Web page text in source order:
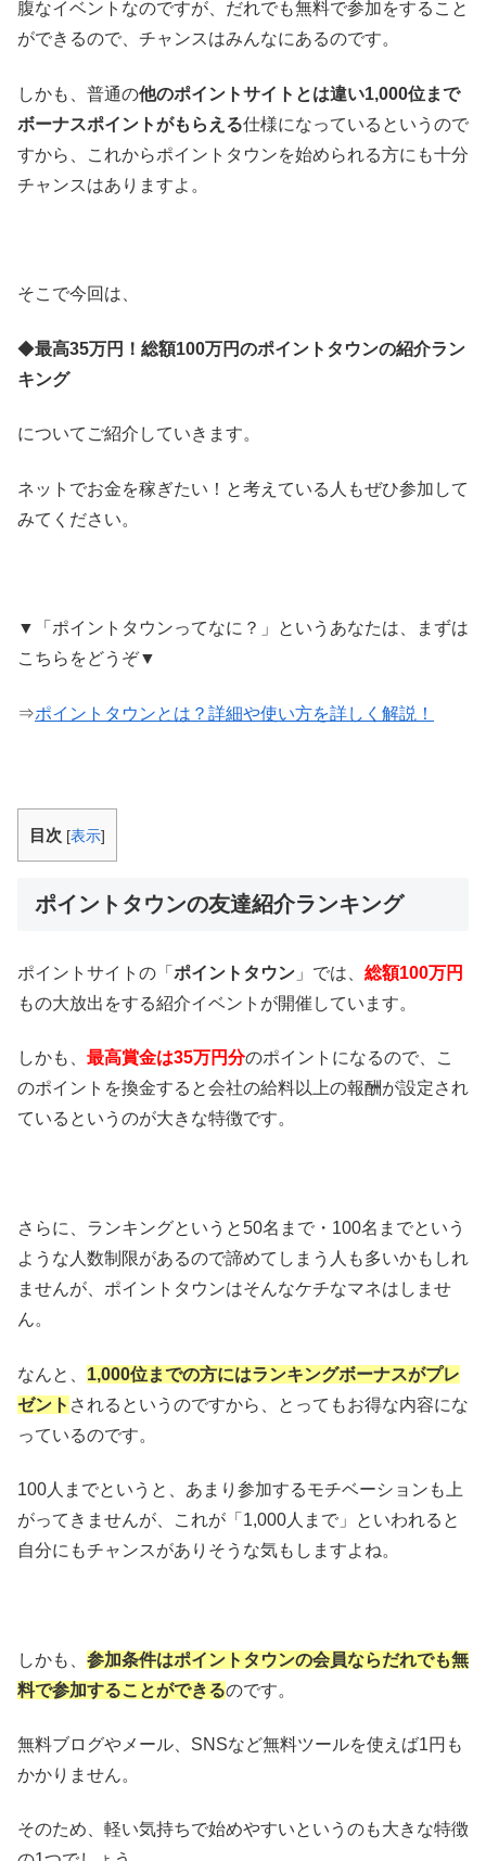
腹なイベントなのですが、だれでも無料で参加をすること
ができるので、チャンスはみんなにあるのです。
しかも、普通の他のポイントサイトとは違い1,000位まで
ボーナスポイントがもらえる仕様になっているというので
すから、これからポイントタウンを始められる方にも十分
チャンスはありますよ。
そこで今回は、
◆最高35万円！総額100万円のポイントタウンの紹介ラン
キング
についてご紹介していきます。
ネットでお金を稼ぎたい！と考えている人もぜひ参加して
みてください。
▼「ポイントタウンってなに？」というあなたは、まずは
こちらをどうぞ▼
⇒ポイントタウンとは？詳細や使い方を詳しく解説！
目次 [表示]
ポイントタウンの友達紹介ランキング
ポイントサイトの「 ポイントタウン 」では、 総額100万円
もの大放出をする紹介イベントが開催しています。
しかも、 最高賞金は35万円分のポイントになるので、こ
のポイントを換金すると会社の給料以上の報酬が設定され
ているというのが大きな特徴です。
さらに、ランキングというと50名まで・100名までという
ような人数制限があるので諦めてしまう人も多いかもしれ
ませんが、ポイントタウンはそんなケチなマネはしませ
ん。
なんと、 1,000位までの方にはランキングボーナスがプレ
ゼント されるというのですから、とってもお得な内容にな
っているのです。
100人までというと、あまり参加するモチベーションも上
がってきませんが、これが「1,000人まで」といわれると
自分にもチャンスがありそうな気もしますよね。
しかも、 参加条件はポイントタウンの会員ならだれでも無
料で参加することができるのです。
無料ブログやメール、SNSなど無料ツールを使えば1円も
かかりません。
そのため、軽い気持ちで始めやすいというのも大きな特徴